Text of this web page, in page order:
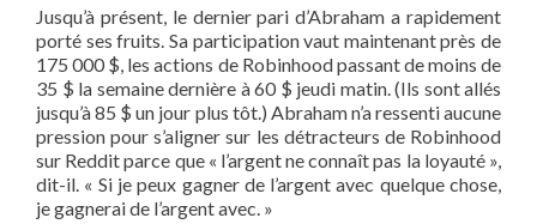
Jusqu’à présent, le dernier pari d’Abraham a rapidement
porté ses fruits. Sa participation vaut maintenant près de
175 000 $, les actions de Robinhood passant de moins de
35 $ la semaine dernière à 60 $ jeudi matin. (Ils sont allés
jusqu’à 85 $ un jour plus tôt.) Abraham n’a ressenti aucune
pression pour s’aligner sur les détracteurs de Robinhood
sur Reddit parce que « l’argent ne connaît pas la loyauté »,
dit-il. « Si je peux gagner de l’argent avec quelque chose,
je gagnerai de l’argent avec. »